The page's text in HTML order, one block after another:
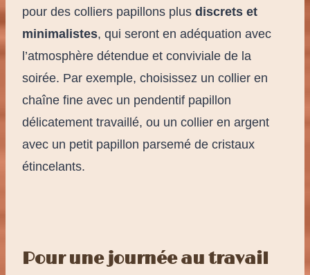
pour des colliers papillons plus discrets et
minimalistes, qui seront en adéquation avec
l’atmosphère détendue et conviviale de la
soirée. Par exemple, choisissez un collier en
chaîne fine avec un pendentif papillon
délicatement travaillé, ou un collier en argent
avec un petit papillon parsemé de cristaux
étincelants.
Pour une journée au travail